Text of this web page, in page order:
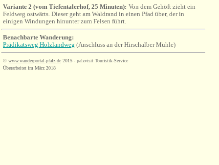
Variante 2 (vom Tiefentalerhof, 25 Minuten): Von dem Gehöft zieht ein
Feldweg ostwärts. Dieser geht am Waldrand in einen Pfad über, der in
einigen Windungen hinunter zum Felsen führt.
Benachbarte Wanderung:
Prädikatsweg Holzlandweg (Anschluss an der Hirschalber Mühle)
© www.wanderportal-pfalz.de 2015 - palzvisit Touristik-Service
Überarbeitet im März 2018